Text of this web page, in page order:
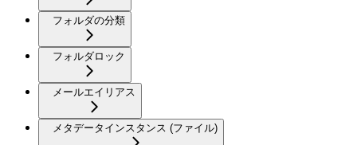
フォルダの分類
フォルダロック
メールエイリアス
メタデータインスタンス (ファイル)